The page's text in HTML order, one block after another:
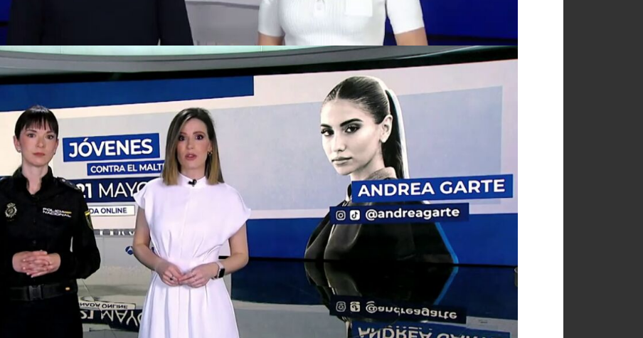
Secundaria de toda España para asistir a un webinar
impartido por la Policía Nacional, entre
en problemáticas derivadas de la violencia de género.
además, la reunión de laMesa de Expertos para abordar en profundidad esta problemática
Tolerancia Cero’con especialistas de diversos ámbitos o la emisión de un programa
Internacional de la Eliminación de la Violencia contra las Mujeres (25 de noviembre).
y las ondas para conseguir objetivos tangibles en la sociedad y seguir marcando la agenda
con instituciones, expertos,Policía Nacional, Guardia Civil y Administración.
Municipios contra el maltrato’, iniciativa enmarcada en ‘Contra el maltrato, Tolerancia Cero’ y a la
sumarse. En 2024, se reconocieron a 40 de ellos por sus iniciativas contra la violencia de
d
os acciones para implicar a los ayuntamientos
: por un lado, se distinguirán sus acciones
y, por otro, realizará un llamamiento a los municipios para conocer sus acciones contra la violencia
la violencia de género
Madrileña y Antena 3 Noticias contra la violencia de género son los más de 3.800 spots de
la divulgación de más de cerca de 800 reportajes y noticias emitidas en Antena 3 Noticias y la
se han difundido en estos diez años.